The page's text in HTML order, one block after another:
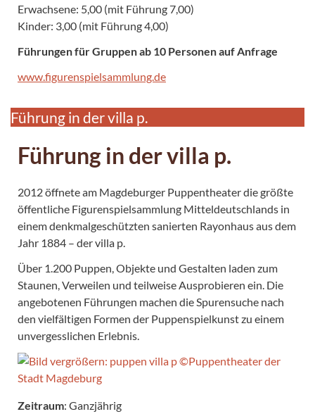
Erwachsene: 5,00 (mit Führung 7,00)
Kinder: 3,00 (mit Führung 4,00)
Führungen für Gruppen ab 10 Personen auf Anfrage
www.figurenspielsammlung.de
Führung in der villa p.
Führung in der villa p.
2012 öffnete am Magdeburger Puppentheater die größte
öffentliche Figurenspielsammlung Mitteldeutschlands in
einem denkmalgeschützten sanierten Rayonhaus aus dem
Jahr 1884 – der villa p.
Über 1.200 Puppen, Objekte und Gestalten laden zum
Staunen, Verweilen und teilweise Ausprobieren ein. Die
angebotenen Führungen machen die Spurensuche nach
den vielfältigen Formen der Puppenspielkunst zu einem
unvergesslichen Erlebnis.
Zeitraum: Ganzjährig